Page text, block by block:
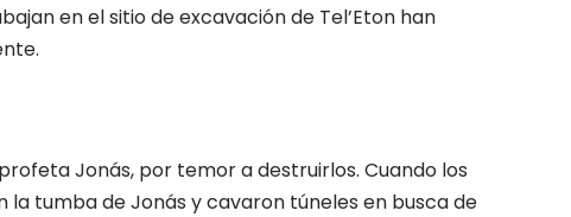
en el sitio de excavación de Tel’Eton han
Jonás, por temor a destruirlos. Cuando los
la tumba de Jonás y cavaron túneles en busca de